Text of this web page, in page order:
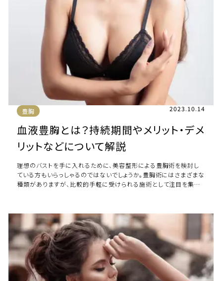
豊胸 2023.10.14
血液豊胸とは？持続期間やメリット・デメ
リットなどについて解説
理想のバストを手に入れるために、美容整形による豊胸術を検討し
ている方もいらっしゃるのではないでしょうか。豊胸術にはさまざまな
種類がありますが、比較的手軽に受けられる施術として注目を集め